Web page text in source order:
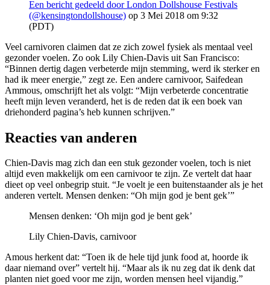
Een bericht gedeeld door London Dollshouse Festivals
(@kensingtondollshouse) op 3 Mei 2018 om 9:32
(PDT)
Veel carnivoren claimen dat ze zich zowel fysiek als mentaal veel
gezonder voelen. Zo ook Lily Chien-Davis uit San Francisco:
“Binnen dertig dagen verbeterde mijn stemming, werd ik sterker en
had ik meer energie,” zegt ze. Een andere carnivoor, Saifedean
Ammous, omschrijft het als volgt: “Mijn verbeterde concentratie
heeft mijn leven veranderd, het is de reden dat ik een boek van
driehonderd pagina’s heb kunnen schrijven.”
Reacties van anderen
Chien-Davis mag zich dan een stuk gezonder voelen, toch is niet
altijd even makkelijk om een carnivoor te zijn. Ze vertelt dat haar
dieet op veel onbegrip stuit. “Je voelt je een buitenstaander als je het
anderen vertelt. Mensen denken: “Oh mijn god je bent gek’”
Mensen denken: ‘Oh mijn god je bent gek’
Lily Chien-Davis, carnivoor
Amous herkent dat: “Toen ik de hele tijd junk food at, hoorde ik
daar niemand over” vertelt hij. “Maar als ik nu zeg dat ik denk dat
planten niet goed voor me zijn, worden mensen heel vijandig.”